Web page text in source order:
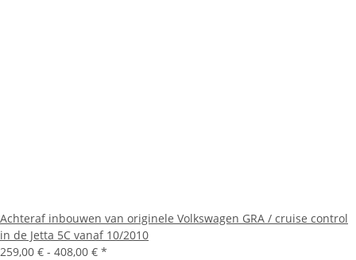
Achteraf inbouwen van originele Volkswagen GRA / cruise control
in de Jetta 5C vanaf 10/2010
259,00 € - 408,00 € *